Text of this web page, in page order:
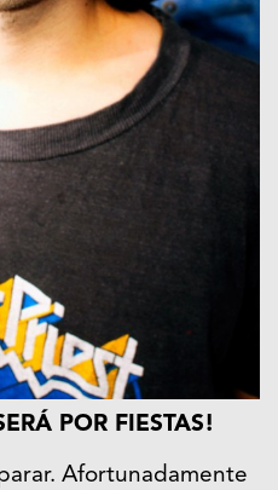
POR FIESTAS!
Afortunadamente